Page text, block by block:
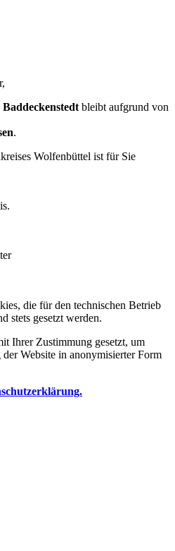
bleibt aufgrund von
.
Wolfenbüttel ist für Sie
die für den technischen Betrieb
stets gesetzt werden.
Ihrer Zustimmung gesetzt, um
Website in anonymisierter Form